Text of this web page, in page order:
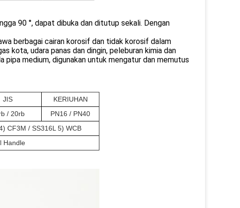
90 °, dapat dibuka dan ditutup sekali. Dengan
berbagai cairan korosif dan tidak korosif dalam
kota, udara panas dan dingin, peleburan kimia dan
pipa medium, digunakan untuk mengatur dan memutus
JIS
KERIUHAN
/ 20rb
PN16 / PN40
CF3M / SS316L 5) WCB
Handle